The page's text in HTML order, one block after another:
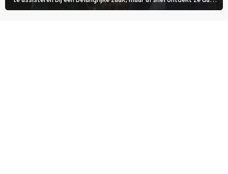
degene die haar aanstelde kwade bedoelingen heeft.